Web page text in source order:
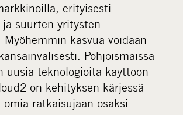
erityisesti
suurten yritysten
kasvua voidaan
Pohjoismaissa
uusia teknologioita käyttöön
on kehityksen kärjessä
ratkaisujaan osaksi